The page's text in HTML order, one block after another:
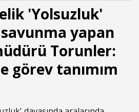
'Yolsuzluk'
yapan
Torunler:
görev tanımım